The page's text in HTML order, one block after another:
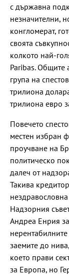
с държавна
незначителни,
конгломерат,
своята
колкото най-
Paribas. Общите
група на
трилиона
трилиона евро
Повечето
местен избран
проучване на
политическо
далеч от
Такива
Надзорния
Андреа Енрия
заемите до
което прави
за Европа, но